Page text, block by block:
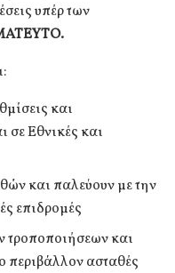
υπέρ των
και
σε Εθνικές και
και παλεύουν με την
επιδρομές
τροποποιήσεων και
περιβάλλον ασταθές